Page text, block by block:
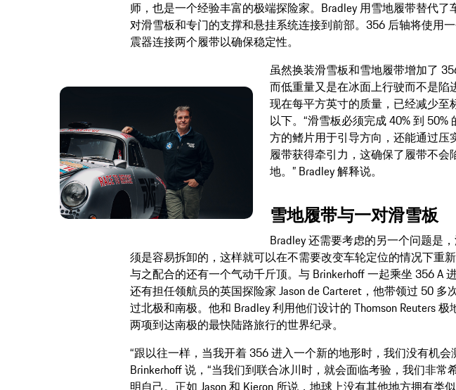
师，也是一个经验丰富的极端探险家。Bradley 用雪地履带替代了
对滑雪板和专门的支撑和悬挂系统连接到前部。356 后轴将使用
震器连接两个履带以确保稳定性。
虽然换装滑雪板和雪地履带增加了
而低重量又是在冰面上行驶而不是陷
现在每平方英寸的质量，已经减少至
以下。“滑雪板必须完成 40% 到 50%
方的鳍片用于引导方向，还能通过压
履带获得牵引力，这确保了履带不会
地。” Bradley 解释说。
雪地履带与一对滑雪板
Bradley 还需要考虑的另一个问题是
须是容易拆卸的，这样就可以在不需要改变车轮定位的情况下重
与之配合的还有一个气动千斤顶。与 Brinkerhoff 一起乘坐 356 A
还有担任领航员的英国探险家 Jason de Carteret，他带领过 50 多
过北极和南极。他和 Bradley 利用他们设计的 Thomson Reuters 极
两项到达南极的最快陆路旅行的世界纪录。
“跟以往一样，当我开着 356 进入一个新的地形时，我们没有机会
Brinkerhoff 说，“当我们到联合冰川时，就会面临考验，我们非常